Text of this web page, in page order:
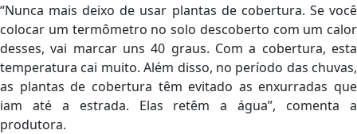
“Nunca mais deixo de usar plantas de cobertura. Se você
colocar um termômetro no solo descoberto com um calor
desses, vai marcar uns 40 graus. Com a cobertura, esta
temperatura cai muito. Além disso, no período das chuvas,
as plantas de cobertura têm evitado as enxurradas que
iam até a estrada. Elas retêm a água”, comenta a
produtora.